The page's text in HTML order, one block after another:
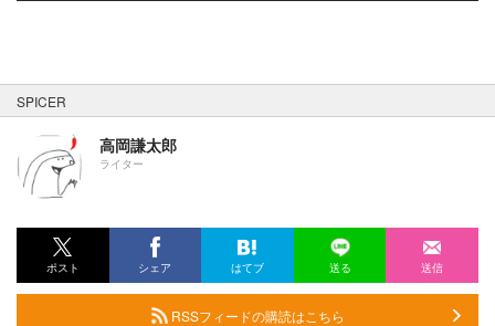
SPICER
高岡謙太郎
ライター
ポスト シェア はてブ 送る 送信
RSSフィードの購読はこちら